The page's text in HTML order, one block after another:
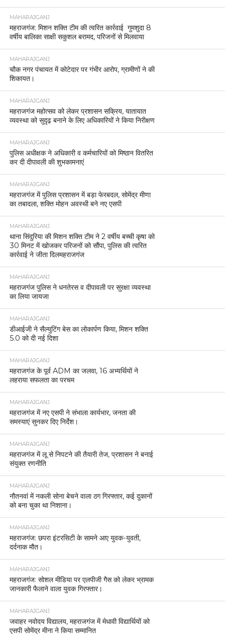
MAHARAJGANJ
महराजगंज: मिशन शक्ति टीम की त्वरित कार्रवाई गुमशुदा 8
वर्षीय बालिका साक्षी सकुशल बरामद, परिजनों से मिलवाया
MAHARAJGANJ
चौक नगर पंचायत में कोटेदार पर गंभीर आरोप, ग्रामीणों ने की
शिकायत।
MAHARAJGANJ
महराजगंज महोत्सव को लेकर प्रशासन सक्रिय, यातायात
व्यवस्था को सुदृढ़ बनाने के लिए अधिकारियों ने किया निरीक्षण
MAHARAJGANJ
पुलिस अधीक्षक ने अधिकारी व कर्मचारियों को मिष्ठान वितरित
कर दी दीपावली की शुभकामनाएं
MAHARAJGANJ
महराजगंज में पुलिस प्रशासन में बड़ा फेरबदल, सोमेंद्र मीणा
का तबादला, शक्ति मोहन अवस्थी बने नए एसपी
MAHARAJGANJ
थाना सिंदुरिया की मिशन शक्ति टीम ने 2 वर्षीय बच्ची कृषा को
30 मिनट में खोजकर परिजनों को सौंपा, पुलिस की त्वरित
कार्रवाई ने जीता दिलमहराजगंज
MAHARAJGANJ
महराजगंज पुलिस ने धनतेरस व दीपावली पर सुरक्षा व्यवस्था
का लिया जायजा
MAHARAJGANJ
डीआईजी ने सैल्युटिंग बेस का लोकार्पण किया, मिशन शक्ति
5.0 को दी नई दिशा
MAHARAJGANJ
महराजगंज के पूर्व ADM का जलवा, 16 अभ्यर्थियों ने
लहराया सफलता का परचम
MAHARAJGANJ
महराजगंज में नए एसपी ने संभाला कार्यभार, जनता की
समस्याएं सुनकर दिए निर्देश।
MAHARAJGANJ
महराजगंज में लू से निपटने की तैयारी तेज, प्रशासन ने बनाई
संयुक्त रणनीति
MAHARAJGANJ
नौतनवां में नकली सोना बेचने वाला ठग गिरफ्तार, कई दुकानों
को बना चुका था निशाना।
MAHARAJGANJ
महराजगंज: छपरा इंटरसिटी के सामने आए युवक-युवती,
दर्दनाक मौत।
MAHARAJGANJ
महराजगंज: सोशल मीडिया पर एलपीजी गैस को लेकर भ्रामक
जानकारी फैलाने वाला युवक गिरफ्तार।
MAHARAJGANJ
जवाहर नवोदय विद्यालय, महराजगंज में मेधावी विद्यार्थियों को
एसपी सोमेंद्र मीना ने किया सम्मानित